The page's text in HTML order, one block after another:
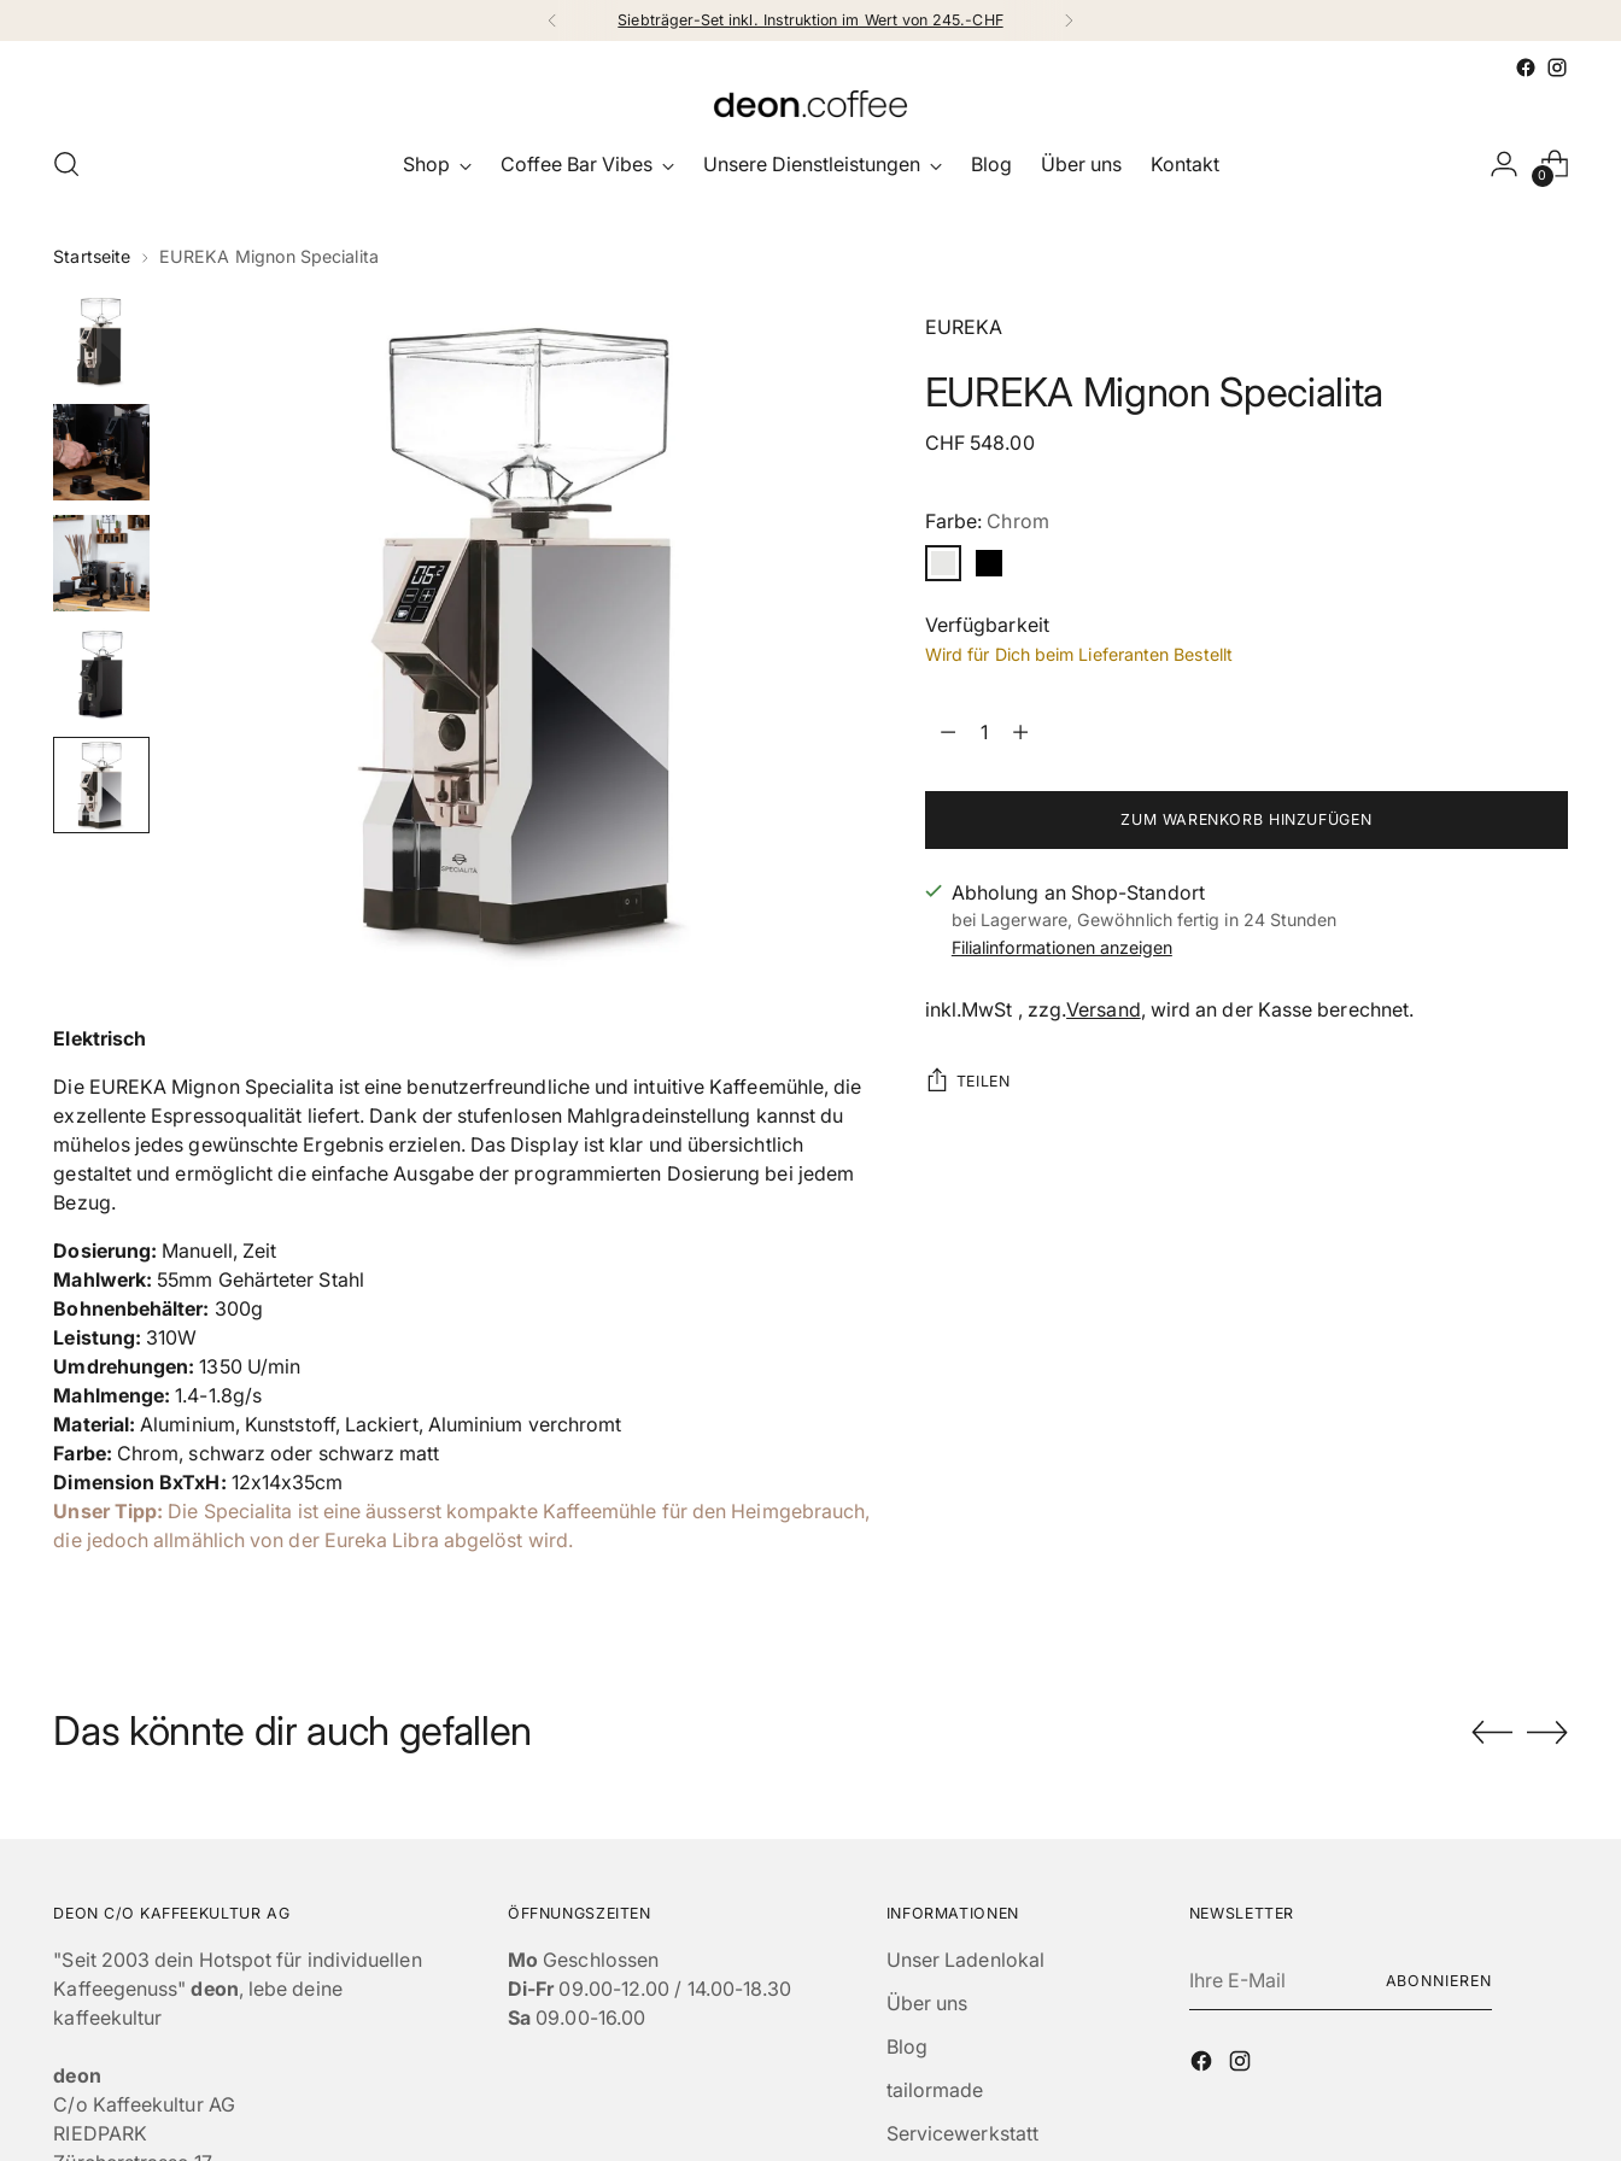
Siebträger-Set inkl. Instruktion im Wert von 245.-CHF
Shop Coffee Bar Vibes Unsere Dienstleistungen Blog Über uns Kontakt 0
Startseite EUREKA Mignon Specialita
Elektrisch
Die EUREKA Mignon Specialita ist eine benutzerfreundliche und intuitive Kaffeemühle, die
exzellente Espressoqualität liefert. Dank der stufenlosen Mahlgradeinstellung kannst du
mühelos jedes gewünschte Ergebnis erzielen. Das Display ist klar und übersichtlich
gestaltet und ermöglicht die einfache Ausgabe der programmierten Dosierung bei jedem
Bezug.
Dosierung: Manuell, Zeit
Mahlwerk: 55mm Gehärteter Stahl
Bohnenbehälter: 300g
Leistung: 310W
Umdrehungen: 1350 U/min
Mahlmenge: 1.4-1.8g/s
Material: Aluminium, Kunststoff, Lackiert, Aluminium verchromt
Farbe: Chrom, schwarz oder schwarz matt
Dimension BxTxH: 12x14x35cm
Unser Tipp: Die Specialita ist eine äusserst kompakte Kaffeemühle für den Heimgebrauch,
die jedoch allmählich von der Eureka Libra abgelöst wird.
EUREKA
EUREKA Mignon Specialita
Regulärer
CHF 548.00
Farbe: Chrom
Verfügbarkeit
Wird für Dich beim Lieferanten Bestellt
Menge
ZUM WARENKORB HINZUFÜGEN
Abholung an Shop-Standort
bei Lagerware, Gewöhnlich fertig in 24 Stunden
Filialinformationen anzeigen
inkl.MwSt , zzg.Versand, wird an der Kasse berechnet.
TEILEN
Das könnte dir auch gefallen
DEON C/O KAFFEEKULTUR AG
"Seit 2003 dein Hotspot für individuellen
Kaffeegenuss"deon, lebe deine
kaffeekultur
deon
C/o Kaffeekultur AG
RIEDPARK
ÖFFNUNGSZEITEN
Mo Geschlossen
Di-Fr09.00-12.00 / 14.00-18.30
Sa 09.00-16.00
INFORMATIONEN
Unser Ladenlokal
Über uns
Blog
tailormade
Servicewerkstatt
NEWSLETTER
E-
ABONNIEREN